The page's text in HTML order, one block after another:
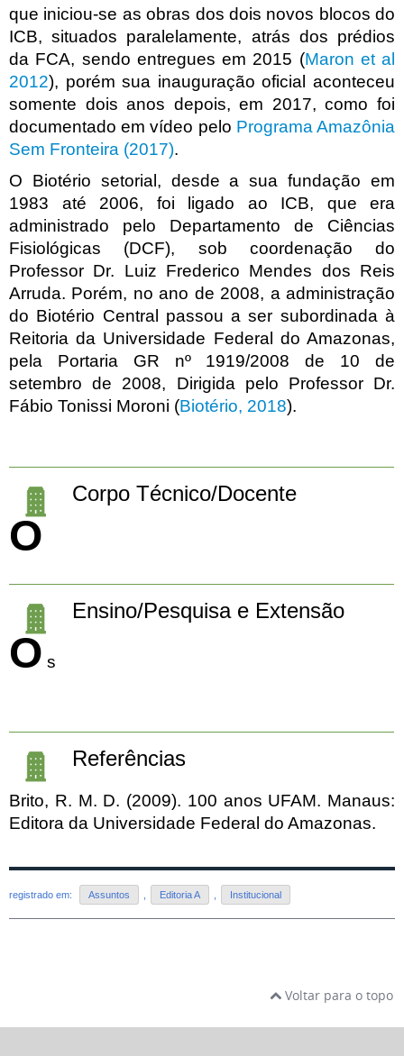
que iniciou-se as obras dos dois novos blocos do
ICB, situados paralelamente, atrás dos prédios
da FCA, sendo entregues em 2015 (Maron et al
2012), porém sua inauguração oficial aconteceu
somente dois anos depois, em 2017, como foi
documentado em vídeo pelo Programa Amazônia
Sem Fronteira (2017).
O Biotério setorial, desde a sua fundação em
1983 até 2006, foi ligado ao ICB, que era
administrado pelo Departamento de Ciências
Fisiológicas (DCF), sob coordenação do
Professor Dr. Luiz Frederico Mendes dos Reis
Arruda. Porém, no ano de 2008, a administração
do Biotério Central passou a ser subordinada à
Reitoria da Universidade Federal do Amazonas,
pela Portaria GR nº 1919/2008 de 10 de
setembro de 2008, Dirigida pelo Professor Dr.
Fábio Tonissi Moroni (Biotério, 2018).
Corpo Técnico/Docente
O
Ensino/Pesquisa e Extensão
O s
Referências
Brito, R. M. D. (2009). 100 anos UFAM. Manaus:
Editora da Universidade Federal do Amazonas.
registrado em: Assuntos Editoria A Institucional
Voltar para o topo